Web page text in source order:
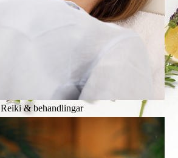
Reiki & behandlingar